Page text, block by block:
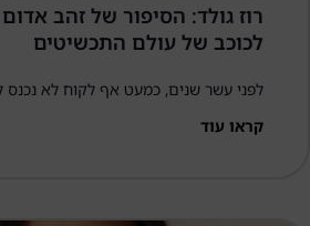
רוז גולד: הסיפור של זהב
לכוכב של עולם התכשיטים
לפני עשר שנים, כמעט אף לקוח לא נכנס
קראו עוד